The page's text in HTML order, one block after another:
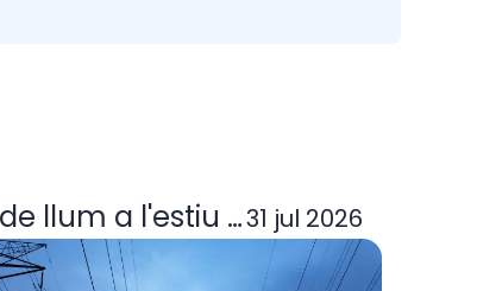
deixa d'operar? Guia
llum a l'estiu 2026: per què
31 jul 2026